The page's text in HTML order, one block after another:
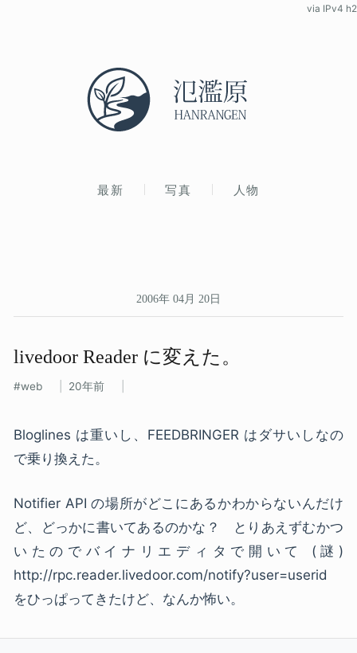
最新 写真 人物
via IPv4 h2
2006年 04月 20日
livedoor Reader に​変えた。
web 20年前
Bloglines は重いし、FEEDBRINGER はダサいしなの
で乗り換えた。
Notifier API の場所がどこにあるかわからないんだけ
ど、どっかに書いてあるのかな？ とりあえずむかつ
いたのでバイナリエディタで開いて (謎)
http://rpc.reader.livedoor.com/notify?user=userid
をひっぱってきたけど、なんか怖い。